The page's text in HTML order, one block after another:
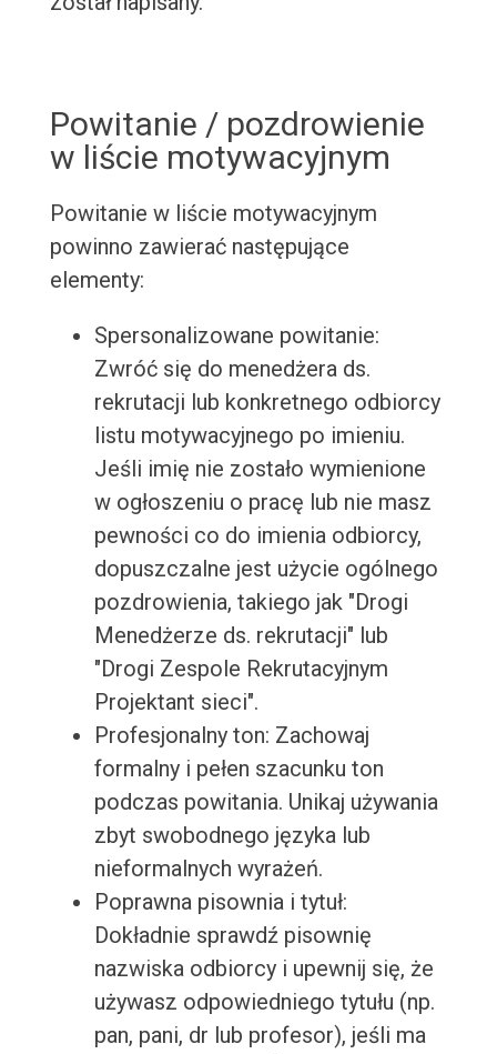
Powitanie / pozdrowienie
w liście motywacyjnym
Powitanie w liście motywacyjnym
powinno zawierać następujące
elementy:
Spersonalizowane powitanie:
Zwróć się do menedżera ds.
rekrutacji lub konkretnego odbiorcy
listu motywacyjnego po imieniu.
Jeśli imię nie zostało wymienione
w ogłoszeniu o pracę lub nie masz
pewności co do imienia odbiorcy,
dopuszczalne jest użycie ogólnego
pozdrowienia, takiego jak "Drogi
Menedżerze ds. rekrutacji" lub
"Drogi Zespole Rekrutacyjnym
Projektant sieci".
Profesjonalny ton: Zachowaj
formalny i pełen szacunku ton
podczas powitania. Unikaj używania
zbyt swobodnego języka lub
nieformalnych wyrażeń.
Poprawna pisownia i tytuł:
Dokładnie sprawdź pisownię
nazwiska odbiorcy i upewnij się, że
używasz odpowiedniego tytułu (np.
pan, pani, dr lub profesor), jeśli ma